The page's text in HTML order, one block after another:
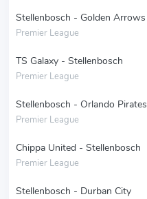
Stellenbosch - Golden Arrows
Premier League
TS Galaxy - Stellenbosch
Premier League
Stellenbosch - Orlando Pirates
Premier League
Chippa United - Stellenbosch
Premier League
Stellenbosch - Durban City